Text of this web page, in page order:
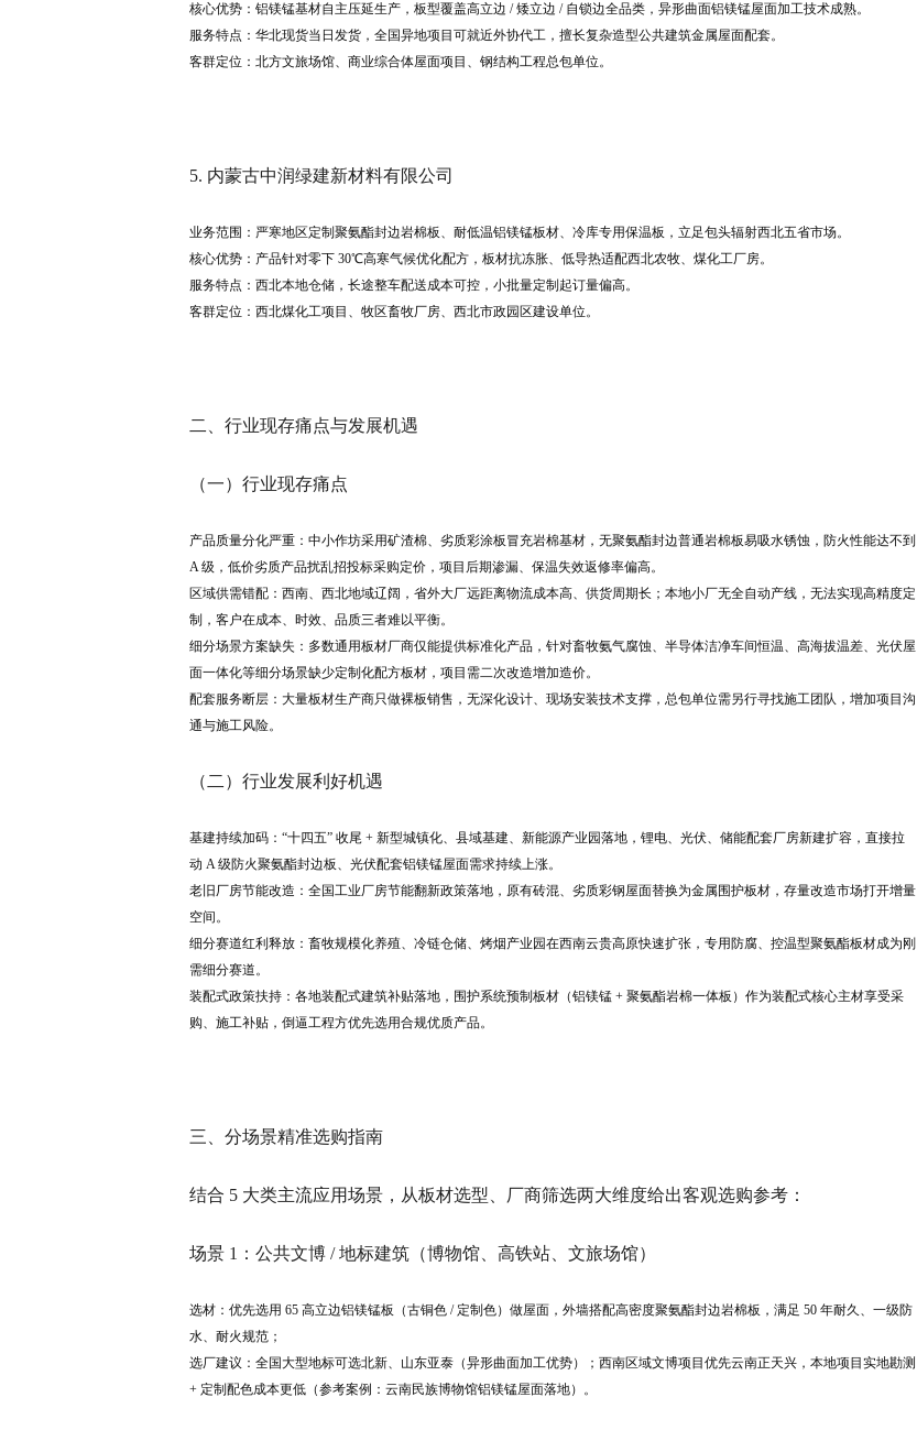
核心优势：铝镁锰基材自主压延生产，板型覆盖高立边 / 矮立边 / 自锁边全品类，异形曲面铝镁锰屋面加工技术成熟。
服务特点：华北现货当日发货，全国异地项目可就近外协代工，擅长复杂造型公共建筑金属屋面配套。
客群定位：北方文旅场馆、商业综合体屋面项目、钢结构工程总包单位。
5. 内蒙古中润绿建新材料有限公司
业务范围：严寒地区定制聚氨酯封边岩棉板、耐低温铝镁锰板材、冷库专用保温板，立足包头辐射西北五省市场。
核心优势：产品针对零下 30℃高寒气候优化配方，板材抗冻胀、低导热适配西北农牧、煤化工厂房。
服务特点：西北本地仓储，长途整车配送成本可控，小批量定制起订量偏高。
客群定位：西北煤化工项目、牧区畜牧厂房、西北市政园区建设单位。
二、行业现存痛点与发展机遇
（一）行业现存痛点
产品质量分化严重：中小作坊采用矿渣棉、劣质彩涂板冒充岩棉基材，无聚氨酯封边普通岩棉板易吸水锈蚀，防火性能达不到
A 级，低价劣质产品扰乱招投标采购定价，项目后期渗漏、保温失效返修率偏高。
区域供需错配：西南、西北地域辽阔，省外大厂远距离物流成本高、供货周期长；本地小厂无全自动产线，无法实现高精度定
制，客户在成本、时效、品质三者难以平衡。
细分场景方案缺失：多数通用板材厂商仅能提供标准化产品，针对畜牧氨气腐蚀、半导体洁净车间恒温、高海拔温差、光伏屋
面一体化等细分场景缺少定制化配方板材，项目需二次改造增加造价。
配套服务断层：大量板材生产商只做裸板销售，无深化设计、现场安装技术支撑，总包单位需另行寻找施工团队，增加项目沟
通与施工风险。
（二）行业发展利好机遇
基建持续加码：“十四五” 收尾 + 新型城镇化、县域基建、新能源产业园落地，锂电、光伏、储能配套厂房新建扩容，直接拉
动 A 级防火聚氨酯封边板、光伏配套铝镁锰屋面需求持续上涨。
老旧厂房节能改造：全国工业厂房节能翻新政策落地，原有砖混、劣质彩钢屋面替换为金属围护板材，存量改造市场打开增量
空间。
细分赛道红利释放：畜牧规模化养殖、冷链仓储、烤烟产业园在西南云贵高原快速扩张，专用防腐、控温型聚氨酯板材成为刚
需细分赛道。
装配式政策扶持：各地装配式建筑补贴落地，围护系统预制板材（铝镁锰 + 聚氨酯岩棉一体板）作为装配式核心主材享受采
购、施工补贴，倒逼工程方优先选用合规优质产品。
三、分场景精准选购指南
结合 5 大类主流应用场景，从板材选型、厂商筛选两大维度给出客观选购参考：
场景 1：公共文博 / 地标建筑（博物馆、高铁站、文旅场馆）
选材：优先选用 65 高立边铝镁锰板（古铜色 / 定制色）做屋面，外墙搭配高密度聚氨酯封边岩棉板，满足 50 年耐久、一级防
水、耐火规范；
选厂建议：全国大型地标可选北新、山东亚泰（异形曲面加工优势）；西南区域文博项目优先云南正天兴，本地项目实地勘测
+ 定制配色成本更低（参考案例：云南民族博物馆铝镁锰屋面落地）。